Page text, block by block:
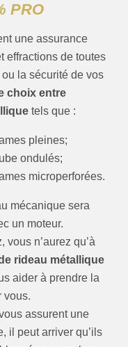
PRO
une assurance
effractions de toutes
la sécurité de vos
choix entre
tels que :
pleines;
ondulés;
microperforées.
mécanique sera
un moteur.
vous n’aurez qu’à
rideau métallique
aider à prendre la
vous.
assurent une
il peut arriver qu’ils